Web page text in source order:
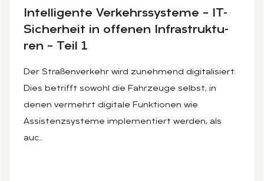
In­tel­li­gen­te Ver­kehrs­sys­te­me – IT-
Si­cher­heit in of­fe­nen In­fra­struk­tu­
ren – Teil 1
Der Straßenverkehr wird zunehmend digitalisiert.
Dies betrifft sowohl die Fahrzeuge selbst, in
denen vermehrt digitale Funktionen wie
Assistenzsysteme implementiert werden, als
auc…